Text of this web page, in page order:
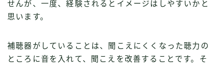
せんが、一度、経験されるとイメージはしやすいかと
思います。
補聴器がしていることは、聞こえにくくなった聴力の
ところに音を入れて、聞こえを改善することです。そ